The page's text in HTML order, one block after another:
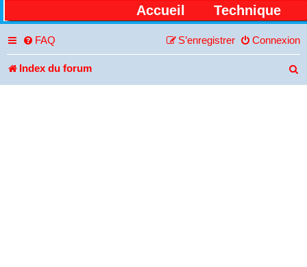
Accueil Technique
FAQ Connexion
S’enregistrer
Index du forum